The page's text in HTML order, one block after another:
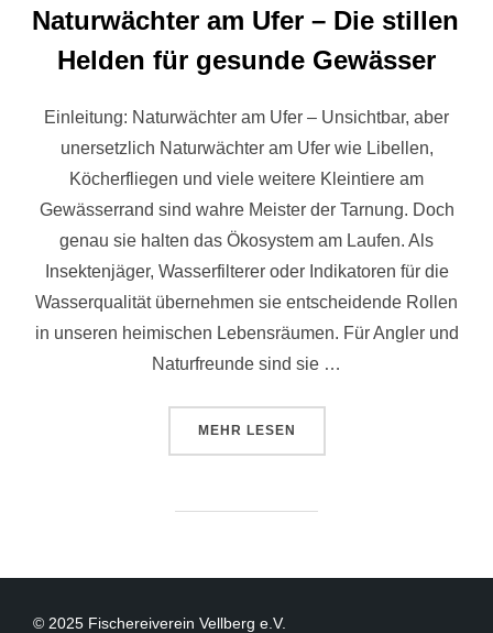
Naturwächter am Ufer – Die stillen
Helden für gesunde Gewässer
Einleitung: Naturwächter am Ufer – Unsichtbar, aber
unersetzlich Naturwächter am Ufer wie Libellen,
Köcherfliegen und viele weitere Kleintiere am
Gewässerrand sind wahre Meister der Tarnung. Doch
genau sie halten das Ökosystem am Laufen. Als
Insektenjäger, Wasserfilterer oder Indikatoren für die
Wasserqualität übernehmen sie entscheidende Rollen
in unseren heimischen Lebensräumen. Für Angler und
Naturfreunde sind sie …
MEHR LESEN
© 2025 Fischereiverein Vellberg e.V.